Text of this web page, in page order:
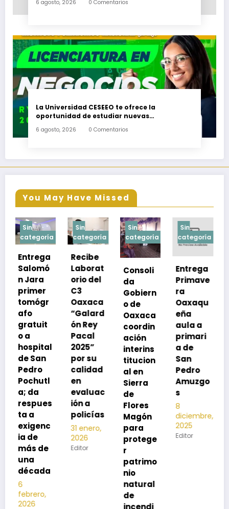
6 agosto, 2026 0 Comentarios
La Universidad CESEEO te ofrece la
oportunidad de estudiar nuevas
Escondido, Ixtepec y en la Matriz Juchitán.
6 agosto, 2026 0 Comentarios
You May Have Missed
Sin
categoría
Recibe
Laborat
orio del
C3
Oaxaca
“Galard
ón Rey
Pacal
2025”
por su
calidad
en
evaluac
ión a
policías
31 enero,
2026
Editor
Sin
categoría
Consoli
da
Gobiern
o de
Oaxaca
coordin
ación
interins
titucion
al en
Sierra
de
Flores
Magón
para
protege
r
Sin
categoría
Entrega
Primave
ra
Oaxaqu
eña
aula a
primari
a de
San
Pedro
Amuzgo
s
8
diciembre,
2025
Editor
Sin
categoría
Exhorta
SSO a
vacuna
rse de
neumoc
oco
para
preveni
r la
neumon
ía
13
noviembre,
2025
Editor